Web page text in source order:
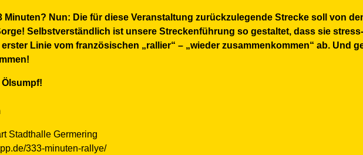
Minuten? Nun: Die für diese Veranstaltung zurückzulegende Strecke soll von
Selbstverständlich ist unsere Streckenführung so gestaltet, dass sie
Linie vom französischen „rallier“ – „wieder zusammenkommen“ ab. Und
Stadthalle Germering
333-minuten-rallye/